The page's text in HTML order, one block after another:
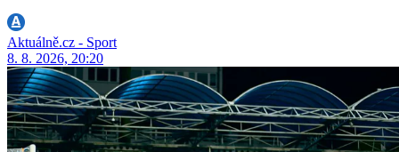
Aktuálně.cz - Sport
8. 8. 2026, 20:20